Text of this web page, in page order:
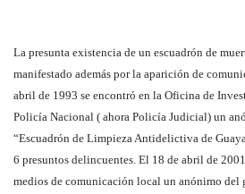
La presunta existencia de un escuadrón de
manifestado además por la aparición de
abril de 1993 se encontró en la Oficina de
Policía Nacional ( ahora Policía Judicial) un
“Escuadrón de Limpieza Antidelictiva de
6 presuntos delincuentes. El 18 de abril de
medios de comunicación local un anónimo del